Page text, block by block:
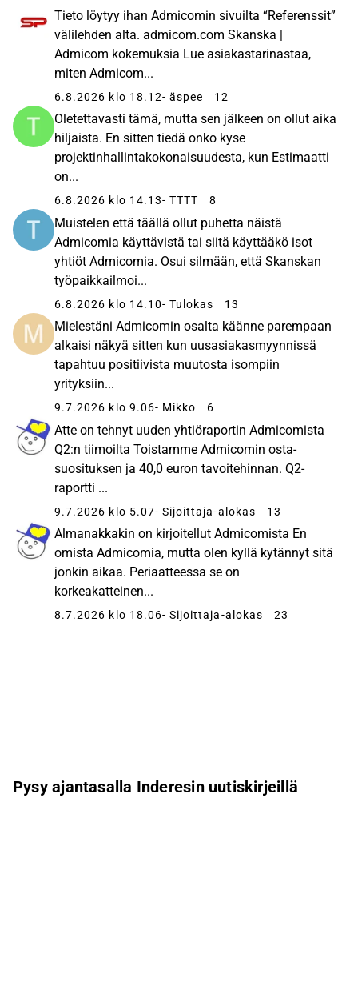
Tieto löytyy ihan Admicomin sivuilta “Referenssit”
välilehden alta. admicom.com Skanska |
Admicom kokemuksia Lue asiakastarinastaa,
miten Admicom...
6.8.2026 klo 18.12- äspee 12
Oletettavasti tämä, mutta sen jälkeen on ollut aika
hiljaista. En sitten tiedä onko kyse
projektinhallintakokonaisuudesta, kun Estimaatti
on...
6.8.2026 klo 14.13- TTTT 8
Muistelen että täällä ollut puhetta näistä
Admicomia käyttävistä tai siitä käyttääkö isot
yhtiöt Admicomia. Osui silmään, että Skanskan
työpaikkailmoi...
6.8.2026 klo 14.10- Tulokas 13
Mielestäni Admicomin osalta käänne parempaan
alkaisi näkyä sitten kun uusasiakasmyynnissä
tapahtuu positiivista muutosta isompiin
yrityksiin...
9.7.2026 klo 9.06- Mikko 6
Atte on tehnyt uuden yhtiöraportin Admicomista
Q2:n tiimoilta Toistamme Admicomin osta-
suosituksen ja 40,0 euron tavoitehinnan. Q2-
raportti ...
9.7.2026 klo 5.07- Sijoittaja-alokas 13
Almanakkakin on kirjoitellut Admicomista En
omista Admicomia, mutta olen kyllä kytännyt sitä
jonkin aikaa. Periaatteessa se on
korkeakatteinen...
8.7.2026 klo 18.06- Sijoittaja-alokas 23
Pysy ajantasalla Inderesin uutiskirjeillä